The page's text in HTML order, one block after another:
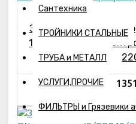
Сантехника
ТРОЙНИКИ СТАЛЬНЫЕ
ТРУБА и МЕТАЛЛ
УСЛУГИ,ПРОЧИЕ
ФИЛЬТРЫ и Грязевики
Затвор дисковый
10 DN65 PN16 с